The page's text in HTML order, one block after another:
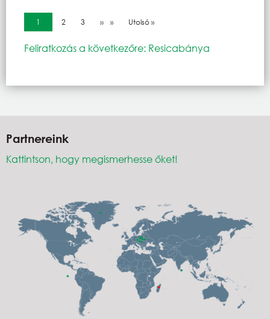
Oldalszámozás
Jelenlegi oldal
1 Oldal
2 Oldal
3 Következő oldal
›› Utolsó oldal
Utolsó »
Feliratkozás a következőre: Resicabánya
Partnereink
Kattintson, hogy megismerhesse őket!